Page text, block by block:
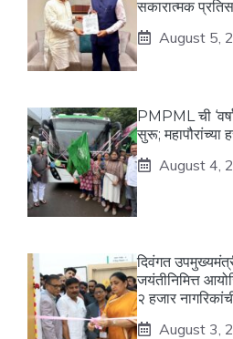
सकारात्मक
August 5,
PMPML ची
सुरू; महापौरांच्या
August 4,
दिवंगत
जयंतीनिमित्त
२ हजार
August 3,